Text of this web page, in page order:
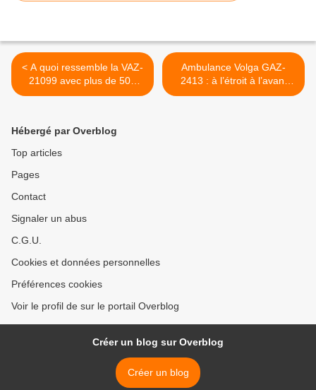
< A quoi ressemble la VAZ-
21099 avec plus de 500
chevaux.
Ambulance Volga GAZ-
2413 : à l’étroit à l’avant
comme à l’arrière. >
Hébergé par Overblog
Top articles
Pages
Contact
Signaler un abus
C.G.U.
Cookies et données personnelles
Préférences cookies
Voir le profil de sur le portail Overblog
Créer un blog sur Overblog
Créer un blog